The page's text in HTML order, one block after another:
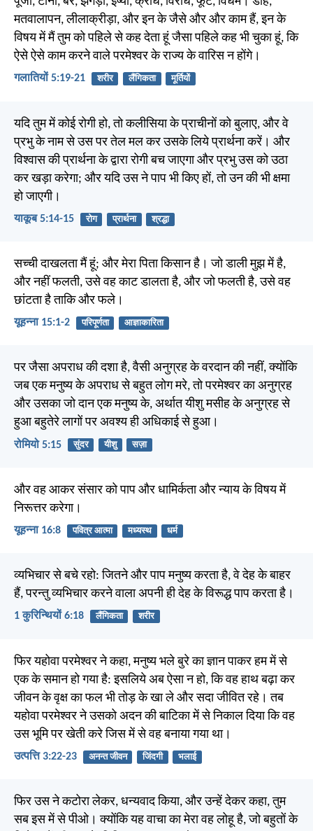
मतवालापन, लीलाक्रीड़ा, और इन के जैसे और और काम हैं, इन के
विषय में मैं तुम को पहिले से कह देता हूं जैसा पहिले कह भी चुका हूं, कि
ऐसे ऐसे काम करने वाले परमेश्वर के राज्य के वारिस न होंगे।
गलातियों 5:19-21 शरीर लैंगिकता मूर्तियों
यदि तुम में कोई रोगी हो, तो कलीसिया के प्राचीनों को बुलाए, और वे
प्रभु के नाम से उस पर तेल मल कर उसके लिये प्रार्थना करें। और
विश्वास की प्रार्थना के द्वारा रोगी बच जाएगा और प्रभु उस को उठा
कर खड़ा करेगा; और यदि उस ने पाप भी किए हों, तो उन की भी क्षमा
हो जाएगी।
याकूब 5:14-15 रोग प्रार्थना श्रद्धा
सच्ची दाखलता मैं हूं; और मेरा पिता किसान है। जो डाली मुझ में है,
और नहीं फलती, उसे वह काट डालता है, और जो फलती है, उसे वह
छांटता है ताकि और फले।
यूहन्ना 15:1-2 परिपूर्णता आज्ञाकारिता
पर जैसा अपराध की दशा है, वैसी अनुग्रह के वरदान की नहीं, क्योंकि
जब एक मनुष्य के अपराध से बहुत लोग मरे, तो परमेश्वर का अनुग्रह
और उसका जो दान एक मनुष्य के, अर्थात यीशु मसीह के अनुग्रह से
हुआ बहुतेरे लागों पर अवश्य ही अधिकाई से हुआ।
रोमियो 5:15 सुंदर यीशु सज़ा
और वह आकर संसार को पाप और धामिर्कता और न्याय के विषय में
निरूत्तर करेगा।
यूहन्ना 16:8 पवित्र आत्मा मध्यस्थ धर्म
व्यभिचार से बचे रहो: जितने और पाप मनुष्य करता है, वे देह के बाहर
हैं, परन्तु व्यभिचार करने वाला अपनी ही देह के विरूद्ध पाप करता है।
1 कुरिन्थियों 6:18 लैंगिकता शरीर
फिर यहोवा परमेश्वर ने कहा, मनुष्य भले बुरे का ज्ञान पाकर हम में से
एक के समान हो गया है: इसलिये अब ऐसा न हो, कि वह हाथ बढ़ा कर
जीवन के वृक्ष का फल भी तोड़ के खा ले और सदा जीवित रहे। तब
यहोवा परमेश्वर ने उसको अदन की बाटिका में से निकाल दिया कि वह
उस भूमि पर खेती करे जिस में से वह बनाया गया था।
उत्पत्ति 3:22-23 अनन्त जीवन जिंदगी भलाई
फिर उस ने कटोरा लेकर, धन्यवाद किया, और उन्हें देकर कहा, तुम
सब इस में से पीओ। क्योंकि यह वाचा का मेरा वह लोहू है, जो बहुतों के